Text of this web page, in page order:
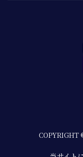
COPYRIGHT